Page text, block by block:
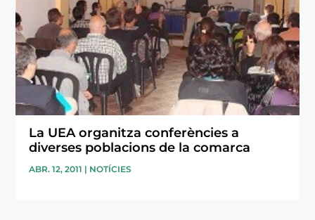
La UEA organitza conferències a
diverses poblacions de la comarca
ABR. 12, 2011 | NOTÍCIES